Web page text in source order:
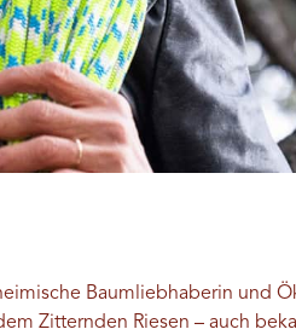
Baumliebhaberin und
Zitternden Riesen – auch